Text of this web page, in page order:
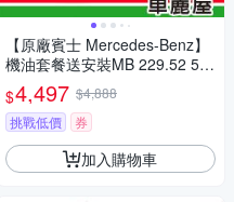
【原廠賓士 Mercedes-Benz】
機油套餐送安裝MB 229.52 5W
30灰 1L*7(快樂跑+機油芯+空
氣芯)完工價 車麗屋
$4,497 $4,888
挑戰低價
券
加入購物車